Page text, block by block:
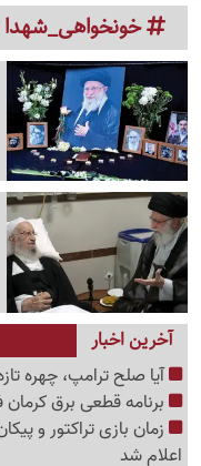
خونخواهی_شهدا (2
آخرین اخبار
آیا صلح ترامپ، چهره
برنامه قطعی برق کرمان فردا سه
زمان بازی تراکتور و
اعلام شد